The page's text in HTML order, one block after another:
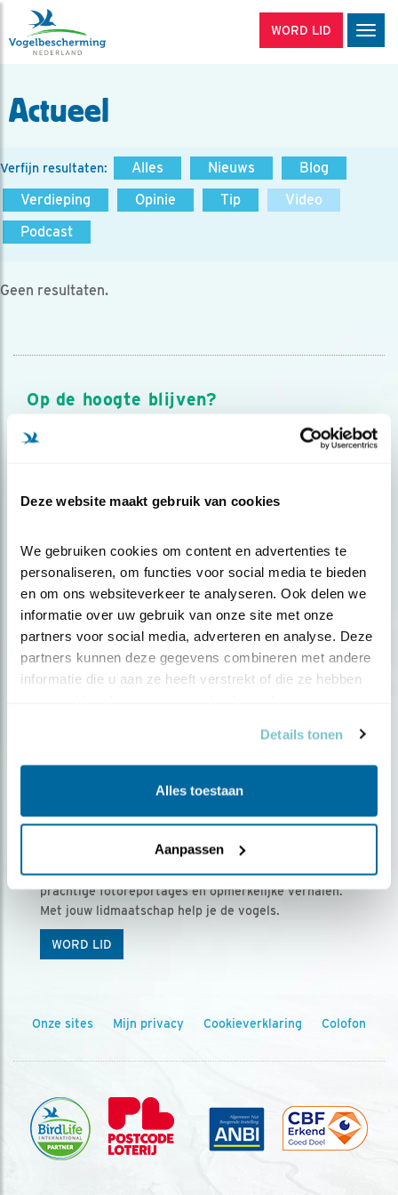
Deze website maakt gebruik van cookies
We gebruiken cookies om content en advertenties te
personaliseren, om functies voor social media te bieden
en om ons websiteverkeer te analyseren. Ook delen we
informatie over uw gebruik van onze site met onze
partners voor social media, adverteren en analyse. Deze
partners kunnen deze gegevens combineren met andere
informatie die u aan ze heeft verstrekt of die ze hebben
Details tonen
Alles toestaan
Aanpassen
WORD LID
Actueel
Verfijn resultaten: Alles Nieuws
Blog
Verdieping
Opinie Tip
Video
Podcast
Geen resultaten.
Op de hoogte blijven?
Meld je aan en ontvang nieuws, inspiratie, acties en tips
over vogels en activiteiten van Vogelbescherming.
Ontvang 5 x Vogels voor € 36,00 per jaar
Vogels is het tijdschrift voor onze leden, met
prachtige fotoreportages en opmerkelijke verhalen.
Met jouw lidmaatschap help je de vogels.
WORD LID
Onze sites Mijn privacy Cookieverklaring Colofon